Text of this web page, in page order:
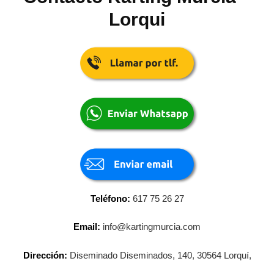
Lorqui
Teléfono: 617 75 26 27
Email: info@kartingmurcia.com
Dirección: Diseminado Diseminados, 140, 30564 Lorquí,